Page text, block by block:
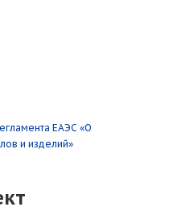
ЕАЭС «О
и изделий»